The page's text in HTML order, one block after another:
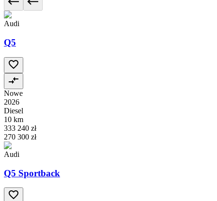
Audi
Q5
Nowe
2026
Diesel
10 km
333 240 zł
270 300 zł
Audi
Q5 Sportback